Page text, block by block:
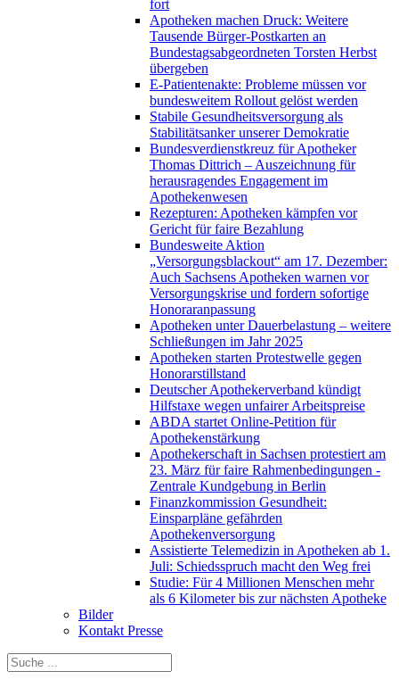
fort
Apotheken machen Druck: Weitere
Tausende Bürger-Postkarten an
Bundestagsabgeordneten Torsten Herbst
übergeben
E-Patientenakte: Probleme müssen vor
bundesweitem Rollout gelöst werden
Stabile Gesundheitsversorgung als
Stabilitätsanker unserer Demokratie
Bundesverdienstkreuz für Apotheker
Thomas Dittrich – Auszeichnung für
herausragendes Engagement im
Apothekenwesen
Rezepturen: Apotheken kämpfen vor
Gericht für faire Bezahlung
Bundesweite Aktion
„Versorgungsblackout“ am 17. Dezember:
Auch Sachsens Apotheken warnen vor
Versorgungskrise und fordern sofortige
Honoraranpassung
Apotheken unter Dauerbelastung – weitere
Schließungen im Jahr 2025
Apotheken starten Protestwelle gegen
Honorarstillstand
Deutscher Apothekerverband kündigt
Hilfstaxe wegen unfairer Arbeitspreise
ABDA startet Online-Petition für
Apothekenstärkung
Apothekerschaft in Sachsen protestiert am
23. März für faire Rahmenbedingungen -
Zentrale Kundgebung in Berlin
Finanzkommission Gesundheit:
Einsparpläne gefährden
Apothekenversorgung
Assistierte Telemedizin in Apotheken ab 1.
Juli: Schiedsspruch macht den Weg frei
Studie: Für 4 Millionen Menschen mehr
als 6 Kilometer bis zur nächsten Apotheke
Bilder
Kontakt Presse